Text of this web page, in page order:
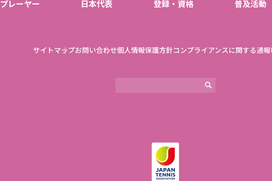
プレーヤー 日本代表 登録・資格 普及活動
サイトマップお問い合わせ個人情報保護方針コンプライアンスに関する通